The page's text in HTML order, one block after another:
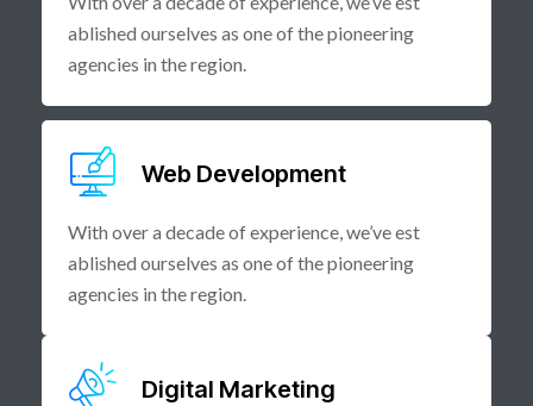
ablished ourselves as one of the pioneering
agencies in the region.
Web Development
With over a decade of experience, we’ve est
ablished ourselves as one of the pioneering
agencies in the region.
Digital Marketing